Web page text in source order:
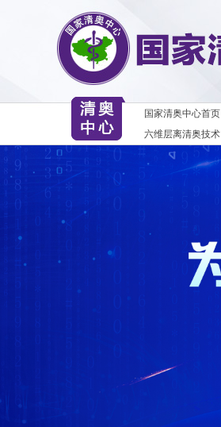
国家清奥中心首页
六维层离清奥技术